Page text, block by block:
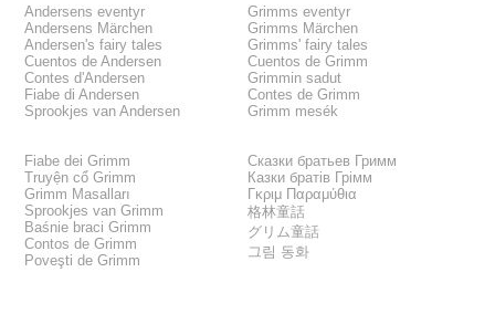
Andersens eventyr
Andersens Märchen
Andersen's fairy tales
Cuentos de Andersen
Contes d'Andersen
Fiabe di Andersen
Sprookjes van Andersen
Grimms eventyr
Grimms Märchen
Grimms' fairy tales
Cuentos de Grimm
Grimmin sadut
Contes de Grimm
Grimm mesék
Fiabe dei Grimm
Truyện cổ Grimm
Grimm Masalları
Sprookjes van Grimm
Baśnie braci Grimm
Contos de Grimm
Poveşti de Grimm
Сказки братьев Гримм
Казки братів Грімм
Γκριμ Παραμύθια
格林童話
グリム童話
그림 동화